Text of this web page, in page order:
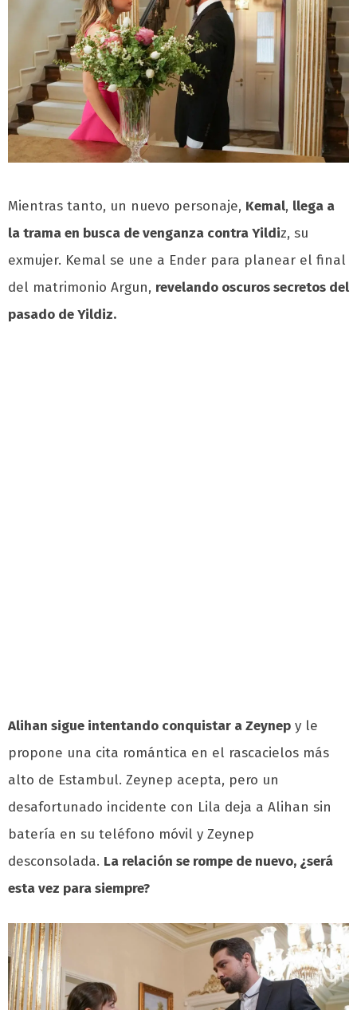
Mientras tanto, un nuevo personaje, Kemal, llega a
la trama en busca de venganza contra Yildiz, su
exmujer. Kemal se une a Ender para planear el final
del matrimonio Argun, revelando oscuros secretos del
pasado de Yildiz.
Alihan sigue intentando conquistar a Zeynep y le
propone una cita romántica en el rascacielos más
alto de Estambul. Zeynep acepta, pero un
desafortunado incidente con Lila deja a Alihan sin
batería en su teléfono móvil y Zeynep
desconsolada. La relación se rompe de nuevo, ¿será
esta vez para siempre?